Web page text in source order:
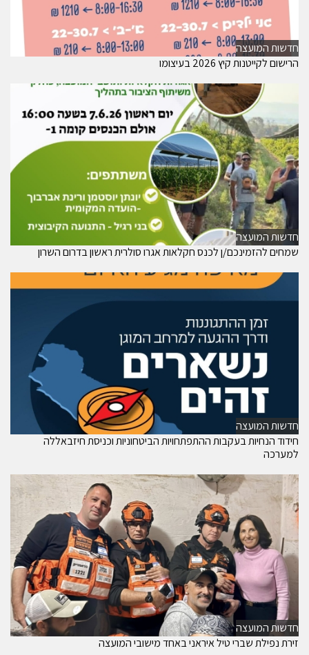
חדשות המועצה
הרישום לקייטנות קיץ 2026 בעיצומו
חדשות המועצה
שמחים להזמינכם/ן לכנס חקלאות אגרו סולרית ראשון בדרום השרון
חדשות המועצה
חידוד הנחיות בעקבות ההתפתחויות הביטחוניות וכניסת חיזבאללה
למערכה
חדשות המועצה
זירת נפילת שברי טיל איראני באחד מישובי המועצה